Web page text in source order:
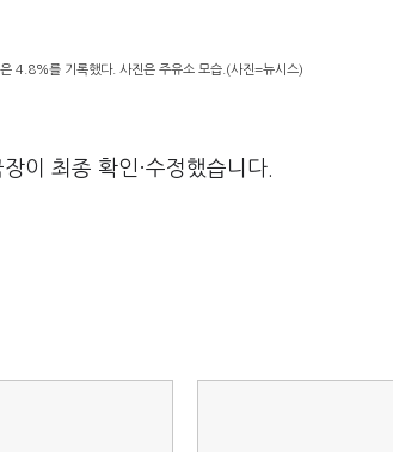
4.8%를 기록했다. 사진은 주유소 모습.(사진=뉴시스)
이 최종 확인·수정했습니다.